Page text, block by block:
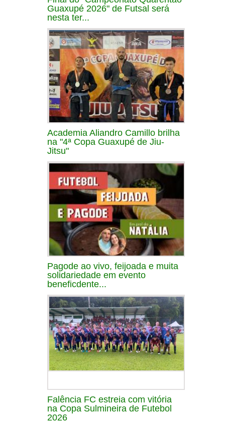
Guaxupé 2026" de Futsal será
nesta ter...
Academia Aliandro Camillo brilha
na "4ª Copa Guaxupé de Jiu-
Jitsu"
Pagode ao vivo, feijoada e muita
solidariedade em evento
beneficdente...
Falência FC estreia com vitória
na Copa Sulmineira de Futebol
2026